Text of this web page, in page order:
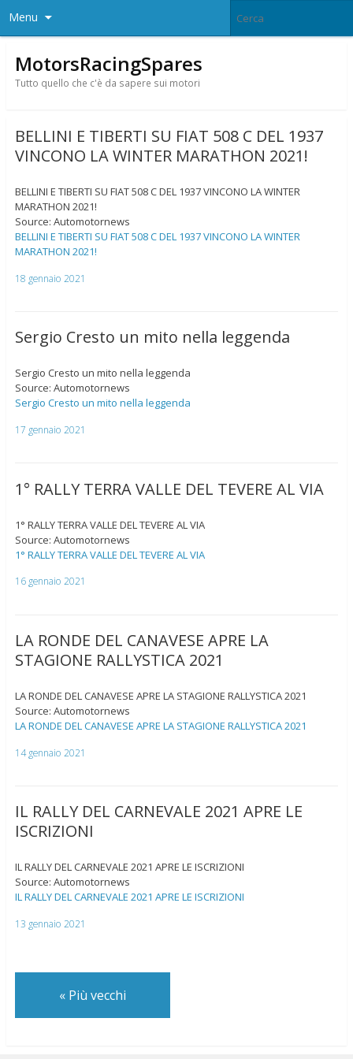
Menu
MotorsRacingSpares
Tutto quello che c'è da sapere sui motori
BELLINI E TIBERTI SU FIAT 508 C DEL 1937
VINCONO LA WINTER MARATHON 2021!
BELLINI E TIBERTI SU FIAT 508 C DEL 1937 VINCONO LA WINTER
MARATHON 2021!
Source: Automotornews
BELLINI E TIBERTI SU FIAT 508 C DEL 1937 VINCONO LA WINTER
MARATHON 2021!
18 gennaio 2021
Sergio Cresto un mito nella leggenda
Sergio Cresto un mito nella leggenda
Source: Automotornews
Sergio Cresto un mito nella leggenda
17 gennaio 2021
1° RALLY TERRA VALLE DEL TEVERE AL VIA
1° RALLY TERRA VALLE DEL TEVERE AL VIA
Source: Automotornews
1° RALLY TERRA VALLE DEL TEVERE AL VIA
16 gennaio 2021
LA RONDE DEL CANAVESE APRE LA
STAGIONE RALLYSTICA 2021
LA RONDE DEL CANAVESE APRE LA STAGIONE RALLYSTICA 2021
Source: Automotornews
LA RONDE DEL CANAVESE APRE LA STAGIONE RALLYSTICA 2021
14 gennaio 2021
IL RALLY DEL CARNEVALE 2021 APRE LE
ISCRIZIONI
IL RALLY DEL CARNEVALE 2021 APRE LE ISCRIZIONI
Source: Automotornews
IL RALLY DEL CARNEVALE 2021 APRE LE ISCRIZIONI
13 gennaio 2021
«Più vecchi